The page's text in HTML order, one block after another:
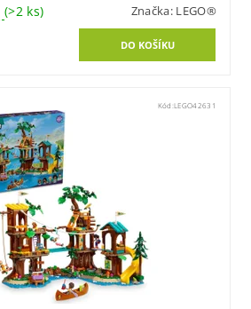
(>2 ks) Značka: LEGO®
Kód:LEGO42631